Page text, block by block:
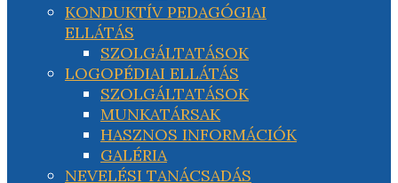
KONDUKTÍV PEDAGÓGIAI
ELLÁTÁS
SZOLGÁLTATÁSOK
LOGOPÉDIAI ELLÁTÁS
SZOLGÁLTATÁSOK
MUNKATÁRSAK
HASZNOS INFORMÁCIÓK
GALÉRIA
NEVELÉSI TANÁCSADÁS